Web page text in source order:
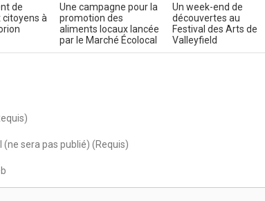
de
citoyens à
Une campagne pour la
promotion des
aliments locaux lancée
par le Marché Écolocal
Un week-end de
découvertes au
Festival des Arts de
Valleyfield
(ne sera pas publié) (Requis)